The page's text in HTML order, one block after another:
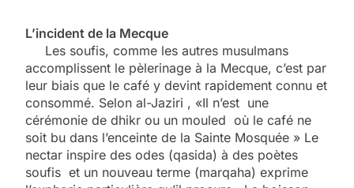
L’incident de la Mecque
Les soufis, comme les autres musulmans
accomplissent le pèlerinage à la Mecque, c’est par
leur biais que le café y devint rapidement connu et
consommé. Selon al-Jaziri , «Il n’est une
cérémonie de dhikr ou un mouled où le café ne
soit bu dans l’enceinte de la Sainte Mosquée » Le
nectar inspire des odes (qasida) à des poètes
soufis et un nouveau terme (marqaha) exprime